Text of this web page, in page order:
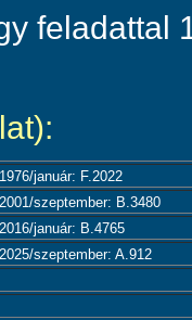
feladattal
1976/január: F.2022
2001/szeptember: B.3480
2016/január: B.4765
2025/szeptember: A.912